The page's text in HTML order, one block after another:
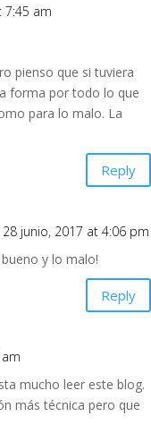
7:45 am
pienso que si tuviera
forma por todo lo que
para lo malo. La
Reply
junio, 2017 at 4:06 pm
y lo malo!
Reply
mucho leer este blog.
más técnica pero que